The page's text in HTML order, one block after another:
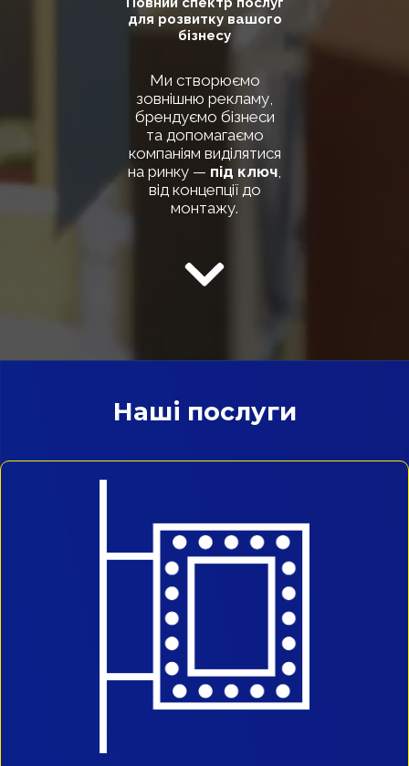
для розвитку вашого
бізнесу
Ми створюємо
зовнішню рекламу,
брендуємо бізнеси
та допомагаємо
компаніям виділятися
на ринку — під ключ,
від концепції до
монтажу.
Наші послуги